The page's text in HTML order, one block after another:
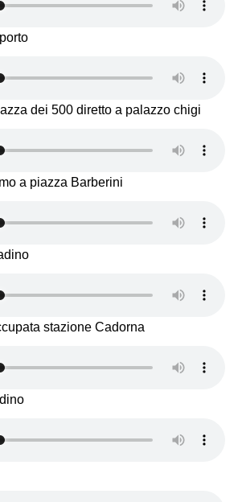
dei 500 diretto a palazzo chigi
a piazza Barberini
stazione Cadorna